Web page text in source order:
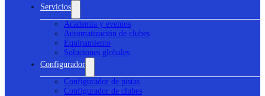
Servicios
Academia y eventos
Automatización de clubes
Equipamiento
Soluciones globales
Configurador
Configurador de pistas
Configurador de clubes